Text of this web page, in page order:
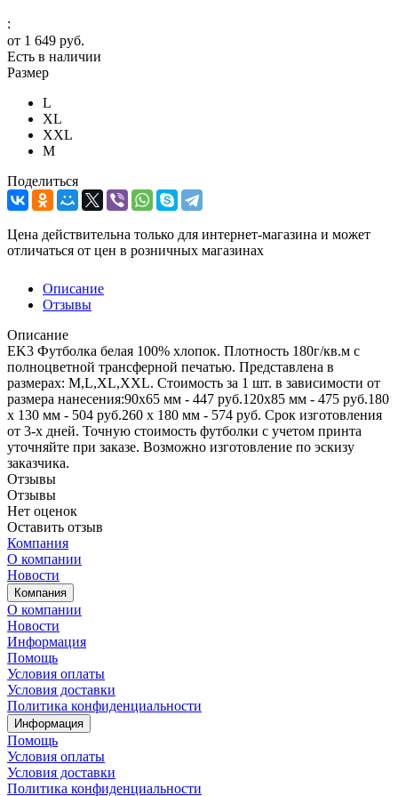
:
от 1 649 руб.
Есть в наличии
Размер
L
XL
XXL
М
Поделиться
Цена действительна только для интернет-магазина и может
отличаться от цен в розничных магазинах
Описание
Отзывы
Описание
EK3 Футболка белая 100% хлопок. Плотность 180г/кв.м с
полноцветной трансферной печатью. Представлена в
размерах: M,L,XL,XXL. Стоимость за 1 шт. в зависимости от
размера нанесения:90х65 мм - 447 руб.120х85 мм - 475 руб.180
х 130 мм - 504 руб.260 х 180 мм - 574 руб. Срок изготовления
от 3-х дней. Точную стоимость футболки с учетом принта
уточняйте при заказе. Возможно изготовление по эскизу
заказчика.
Отзывы
Отзывы
Нет оценок
Оставить отзыв
Компания
О компании
Новости
Компания
О компании
Новости
Информация
Помощь
Условия оплаты
Условия доставки
Политика конфиденциальности
Информация
Помощь
Условия оплаты
Условия доставки
Политика конфиденциальности